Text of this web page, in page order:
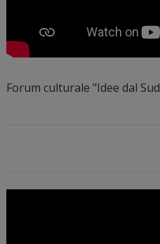
Forum culturale "Idee dal